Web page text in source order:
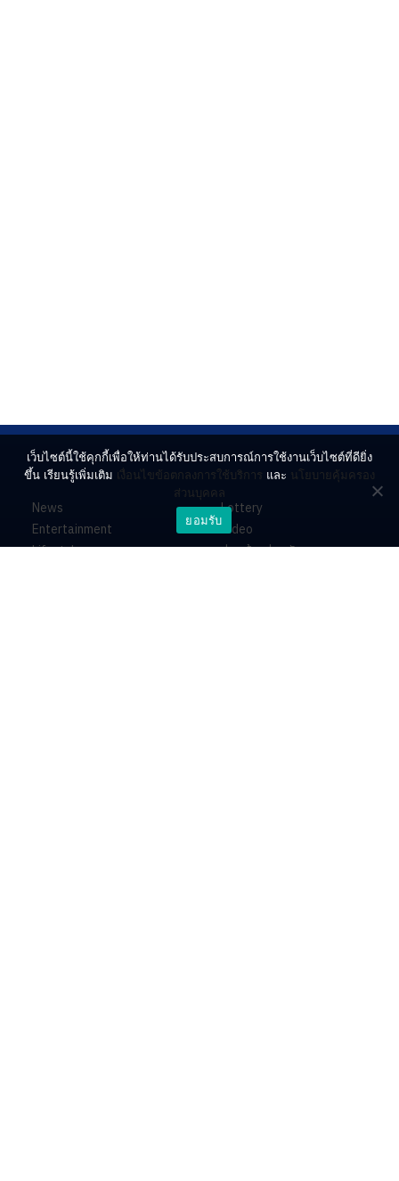
News
Entertainment
Lifestyle
Lottery
Video
ร่วมด้วยช่วยกัน
เว็บไซต์นี้ใช้คุกกี้เพื่อให้ท่านได้รับประสบการณ์การใช้งานเว็บไซต์ที่ดียิ่ง
ขึ้น เรียนรู้เพิ่มเติม เงื่อนไขข้อตกลงการใช้บริการ และ นโยบายคุ้มครอง
ส่วนบุคคล
ยอมรับ